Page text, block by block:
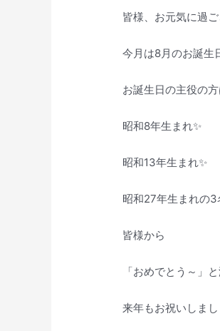
皆様、お元気に過
今月は8月のお誕生
お誕生日の主役の
昭和8年生まれ✨
昭和13年生まれ✨
昭和27年生まれの
皆様から
「おめでとう～」
来年もお祝いしま